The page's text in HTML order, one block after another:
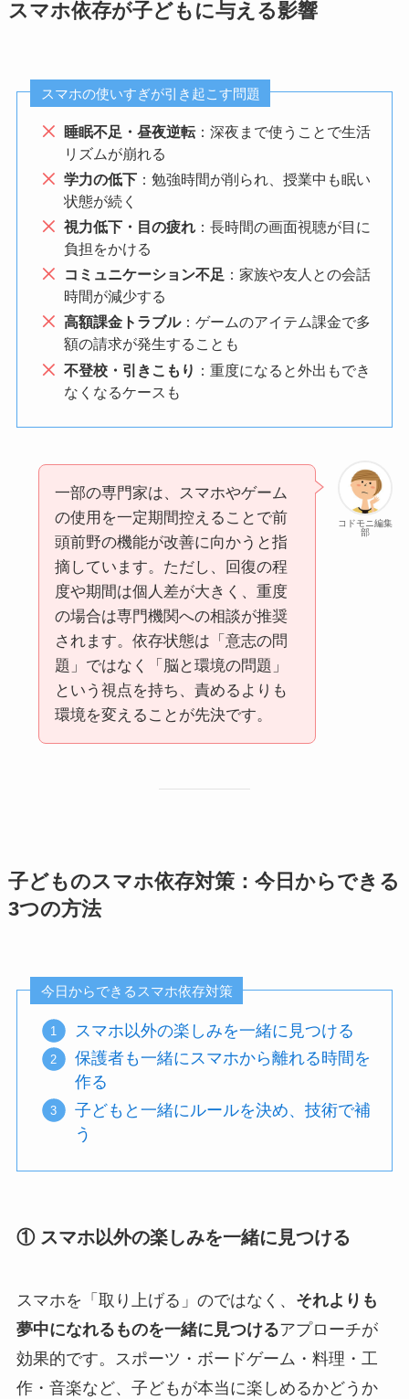
スマホ依存が子どもに与える影響
スマホの使いすぎが引き起こす問題
睡眠不足・昼夜逆転：深夜まで使うことで生活
リズムが崩れる
学力の低下：勉強時間が削られ、授業中も眠い
状態が続く
視力低下・目の疲れ：長時間の画面視聴が目に
負担をかける
コミュニケーション不足 ：家族や友人との会話
時間が減少する
高額課金トラブル：ゲームのアイテム課金で多
額の請求が発生することも
不登校・引きこもり ：重度になると外出もでき
なくなるケースも
コドモニ編集
部
一部の専門家は、スマホやゲーム
の使用を一定期間控えることで前
頭前野の機能が改善に向かうと指
摘しています。ただし、回復の程
度や期間は個人差が大きく、重度
の場合は専門機関への相談が推奨
されます。依存状態は「意志の問
題」ではなく「脳と環境の問題」
という視点を持ち、責めるよりも
環境を変えることが先決です。
子どものスマホ依存対策：今日からできる
3つの方法
今日からできるスマホ依存対策
スマホ以外の楽しみを一緒に見つける
保護者も一緒にスマホから離れる時間を
作る
子どもと一緒にルールを決め、技術で補
う
① スマホ以外の楽しみを一緒に見つける
スマホを「取り上げる」のではなく、 それよりも
夢中になれるものを一緒に見つけるアプローチが
効果的です。スポーツ・ボードゲーム・料理・工
作・音楽など、子どもが本当に楽しめるかどうか